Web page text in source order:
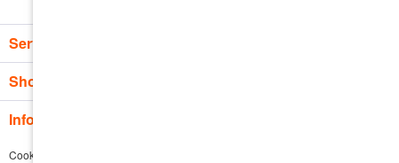
Service Hotline
Shop Service
Informationen
Cookie-Einstellungen